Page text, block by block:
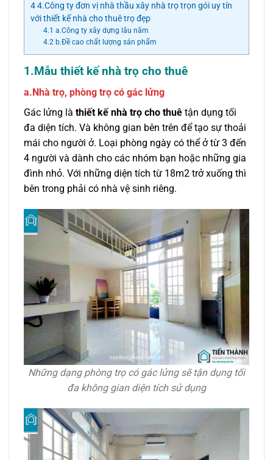
44.Công ty đơn vị nhà thầu xây nhà trọ trọn gói uy tín
với thiết kế nhà cho thuê trọ đẹp
4.1 a.Công ty xây dựng lâu năm
4.2b.Đề cao chất lượng sản phẩm
1.Mẫu thiết kế nhà trọ cho thuê
a.Nhà trọ, phòng trọ có gác lửng
Gác lửng là thiết kế nhà trọ cho thuê tận dụng tối
đa diện tích. Và không gian bên trên để tạo sự thoải
mái cho người ở. Loại phòng ngày có thể ở từ 3 đến
4 người và dành cho các nhóm bạn hoặc những gia
đình nhỏ. Với những diện tích từ 18m2 trở xuống thì
bên trong phải có nhà vệ sinh riêng.
Những dạng phòng trọ có gác lửng sẽ tận dụng tối
đa không gian diện tích sử dụng